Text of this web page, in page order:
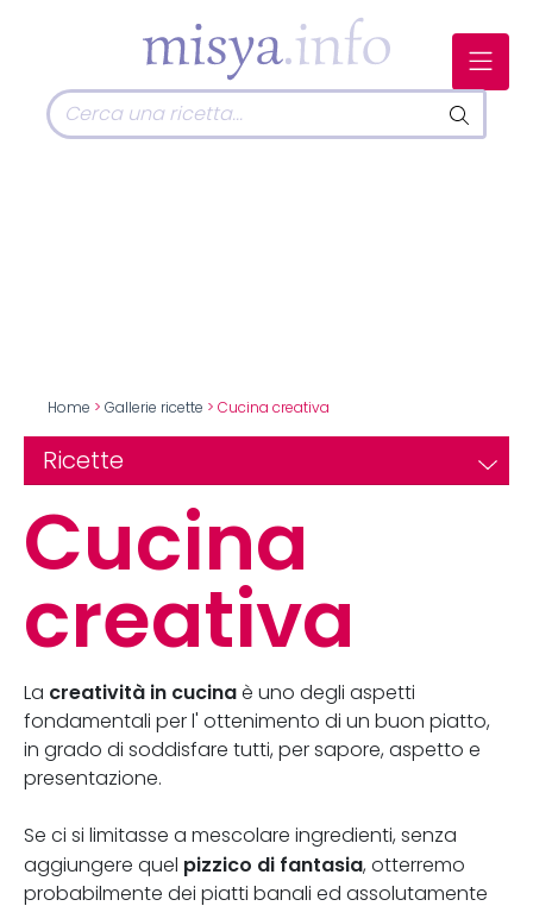
Home > Gallerie ricette > Cucina creativa
Ricette
Cucina
creativa
La creatività in cucina è uno degli aspetti
fondamentali per l' ottenimento di un buon piatto,
in grado di soddisfare tutti, per sapore, aspetto e
presentazione.
Se ci si limitasse a mescolare ingredienti, senza
aggiungere quel pizzico di fantasia, otterremo
probabilmente dei piatti banali ed assolutamente